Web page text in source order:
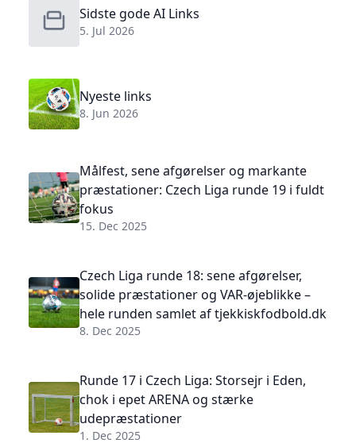
Sidste gode AI Links
5. Jul 2026
Nyeste links
8. Jun 2026
Målfest, sene afgørelser og markante
præstationer: Czech Liga runde 19 i fuldt
fokus
15. Dec 2025
Czech Liga runde 18: sene afgørelser,
solide præstationer og VAR-øjeblikke –
hele runden samlet af tjekkiskfodbold.dk
8. Dec 2025
Runde 17 i Czech Liga: Storsejr i Eden,
chok i epet ARENA og stærke
udepræstationer
1. Dec 2025